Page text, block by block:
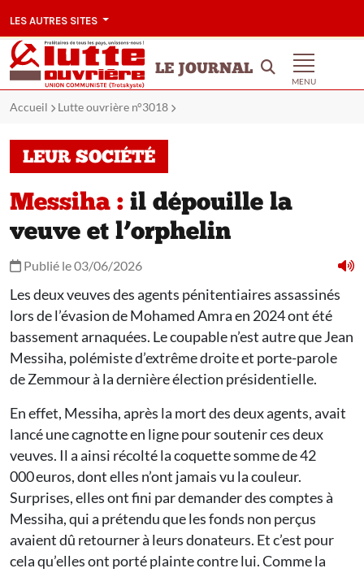
LES AUTRES SITES
LE JOURNAL
MENU
Accueil Lutte ouvrière n°3018
LEUR SOCIÉTÉ
Messiha : il dépouille la
veuve et l’orphelin
Publié le 03/06/2026
Les deux veuves des agents pénitentiaires assassinés
lors de l’évasion de Mohamed Amra en 2024 ont été
bassement arnaquées. Le coupable n’est autre que Jean
Messiha, polémiste d’extrême droite et porte-parole
de Zemmour à la dernière élection présidentielle.
En effet, Messiha, après la mort des deux agents, avait
lancé une cagnotte en ligne pour soutenir ces deux
veuves. Il a ainsi récolté la coquette somme de 42
000 euros, dont elles n’ont jamais vu la couleur.
Surprises, elles ont fini par demander des comptes à
Messiha, qui a prétendu que les fonds non perçus
avaient dû retourner à leurs donateurs. Et c’est pour
cela qu’elles ont porté plainte contre lui. Comme la